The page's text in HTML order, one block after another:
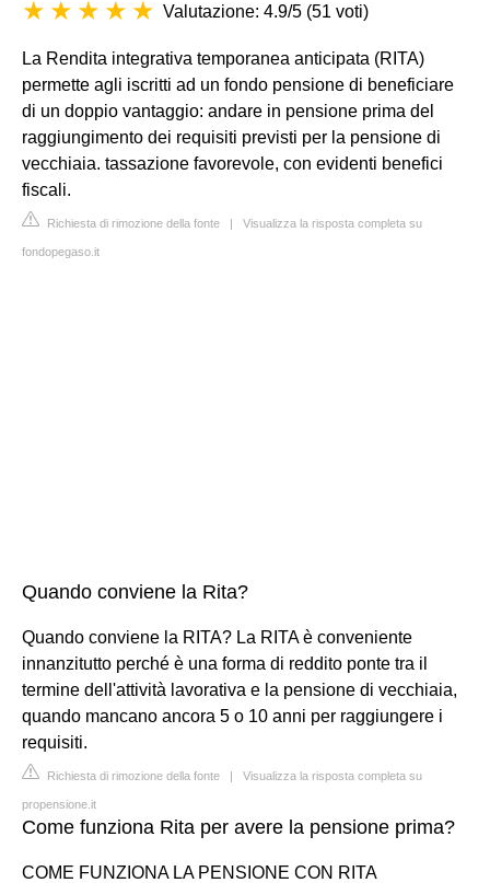
Valutazione: 4.9/5 (51 voti)
La Rendita integrativa temporanea anticipata (RITA)
permette agli iscritti ad un fondo pensione di beneficiare
di un doppio vantaggio: andare in pensione prima del
raggiungimento dei requisiti previsti per la pensione di
vecchiaia. tassazione favorevole, con evidenti benefici
fiscali.
Richiesta di rimozione della fonte | Visualizza la risposta completa su
fondopegaso.it
Quando conviene la Rita?
Quando conviene la RITA? La RITA è conveniente
innanzitutto perché è una forma di reddito ponte tra il
termine dell'attività lavorativa e la pensione di vecchiaia,
quando mancano ancora 5 o 10 anni per raggiungere i
requisiti.
Richiesta di rimozione della fonte | Visualizza la risposta completa su
propensione.it
Come funziona Rita per avere la pensione prima?
COME FUNZIONA LA PENSIONE CON RITA